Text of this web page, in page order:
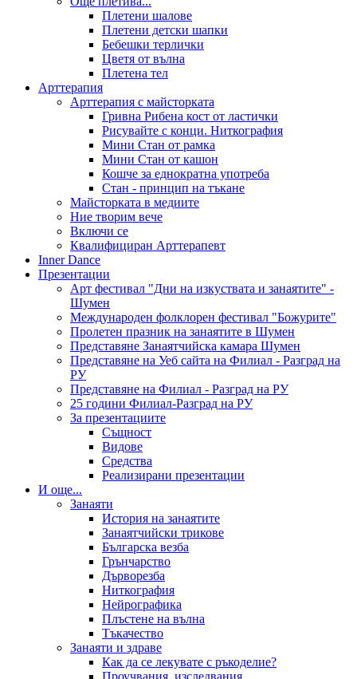
Плетени шалове
Плетени детски шапки
Бебешки терлички
Цветя от вълна
Плетена тел
Арттерапия
Арттерапия с майсторката
Гривна Рибена кост от ластички
Рисувайте с конци. Ниткография
Мини Стан от рамка
Мини Стан от кашон
Кошче за еднократна употреба
Стан - принцип на тъкане
Майсторката в медиите
Ние творим вече
Включи се
Квалифициран Арттерапевт
Inner Dance
Презентации
Арт фестивал "Дни на изкуствата и занаятите" -
Шумен
Международен фолклорен фестивал "Божурите"
Пролетен празник на занаятите в Шумен
Представяне Занаятчийска камара Шумен
Представяне на Уеб сайта на Филиал - Разград на
РУ
Представяне на Филиал - Разград на РУ
25 години Филиал-Разград на РУ
За презентациите
Същност
Видове
Средства
Реализирани презентации
И още...
Занаяти
История на занаятите
Занаятчийски трикове
Българска везба
Грънчарство
Дърворезба
Ниткография
Нейрографика
Плъстене на вълна
Тъкачество
Занаяти и здраве
Как да се лекувате с ръкоделие?
Проучвания, изследвания